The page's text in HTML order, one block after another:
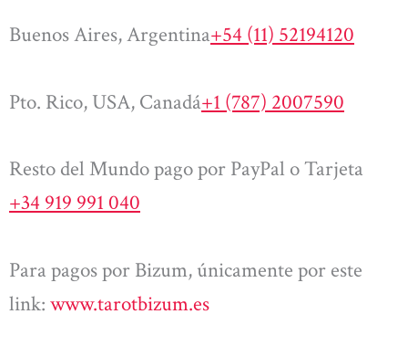
Buenos Aires, Argentina+54 (11) 52194120
Pto. Rico, USA, Canadá+1 (787) 2007590
Resto del Mundo pago por PayPal o Tarjeta
+34 919 991 040
Para pagos por Bizum, únicamente por este
link: www.tarotbizum.es